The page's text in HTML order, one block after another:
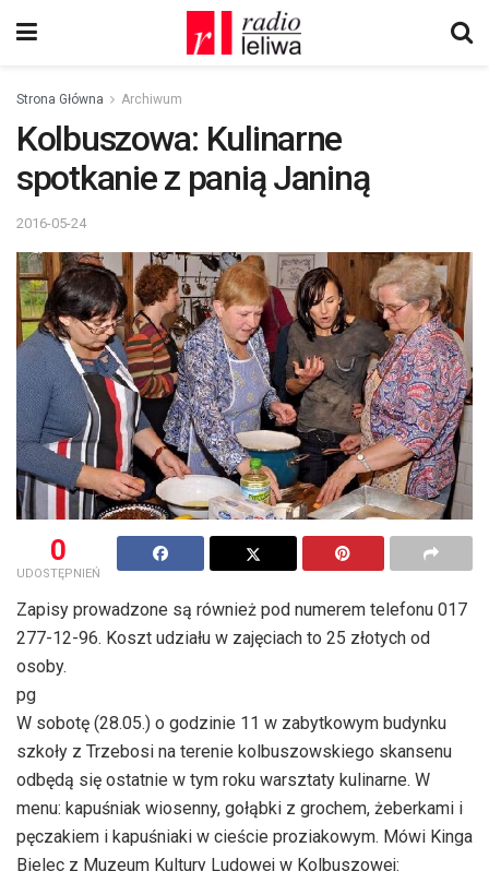
Strona Główna Archiwum
Kolbuszowa: Kulinarne
spotkanie z panią Janiną
2016-05-24
0
UDOSTĘPNIEŃ
Zapisy prowadzone są również pod numerem telefonu 017
277-12-96. Koszt udziału w zajęciach to 25 złotych od
osoby.
pg
W sobotę (28.05.) o godzinie 11 w zabytkowym budynku
szkoły z Trzebosi na terenie kolbuszowskiego skansenu
odbędą się ostatnie w tym roku warsztaty kulinarne. W
menu: kapuśniak wiosenny, gołąbki z grochem, żeberkami i
pęczakiem i kapuśniaki w cieście proziakowym. Mówi Kinga
Bielec z Muzeum Kultury Ludowej w Kolbuszowej: